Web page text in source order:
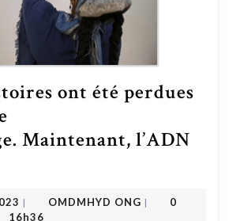
ont été perdues
Maintenant, l’ADN
15 avril 2023
| OMDMHYD ONG |
0
16h36